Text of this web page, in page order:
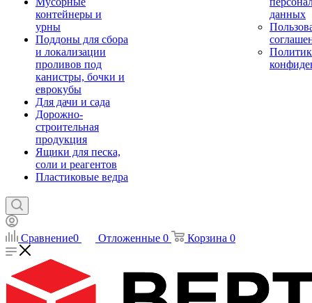
контейнеры и
урны
Поддоны для сбора
и локализации
проливов под
канистры, бочки и
еврокубы
Для дачи и сада
Дорожно-
строительная
продукция
Ящики для песка,
соли и реагентов
Пластиковые ведра
данных
Сравнение0 Отложенные 0 Корзина 0